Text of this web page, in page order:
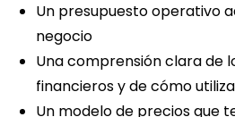
Un presupuesto operativo
negocio
Una comprensión clara de
financieros y de cómo
Un modelo de precios que